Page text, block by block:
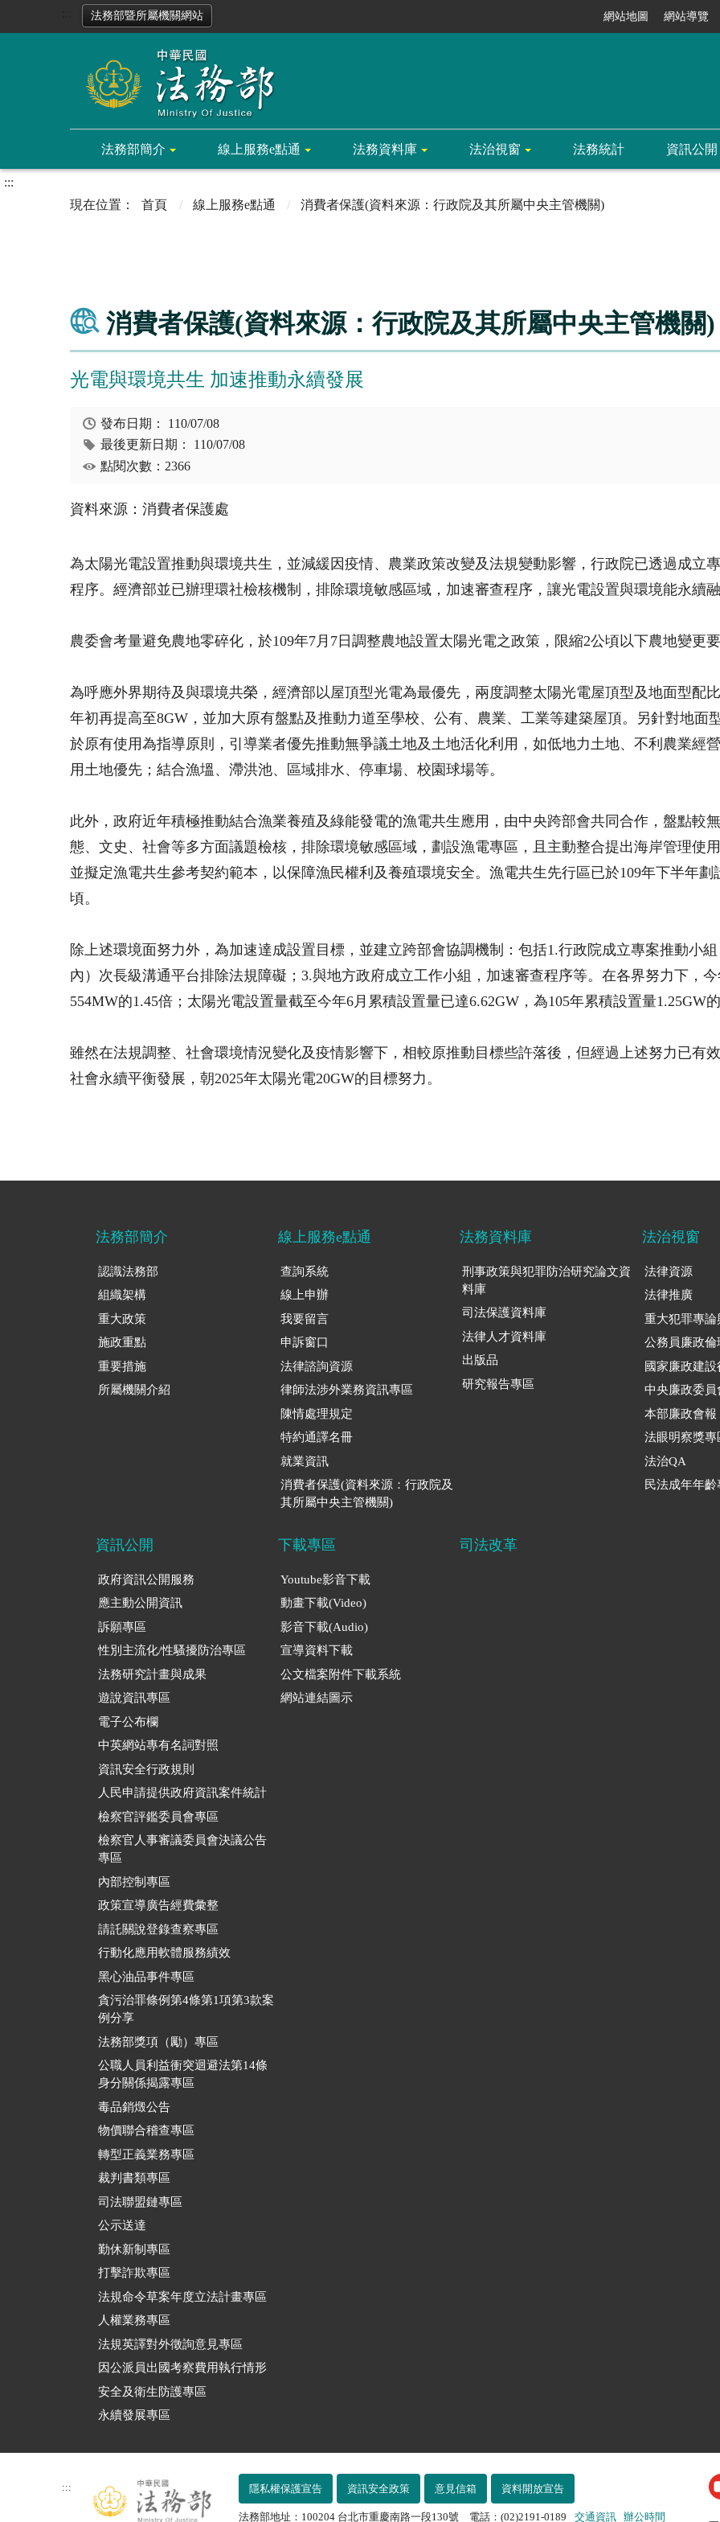
法務部暨所屬機關網站 網站地圖 網站導覽
法務部簡介 線上服務e點通 法務資料庫 法治視窗 法務統計 資訊公開
:::
首頁
線上服務e點通 消費者保護(資料來源：行政院及其所屬中央主管機關)
消費者保護(資料來源：行政院及其所屬中央主管機關)
光電與環境共生 加速推動永續發展
發布日期： 110/07/08
最後更新日期： 110/07/08
點閱次數：2366
資料來源：消費者保護處
為太陽光電設置推動與環境共生，並減緩因疫情、農業政策改變及法規變動影響，行政院已透過成立
程序。經濟部並已辦理環社檢核機制，排除環境敏感區域，加速審查程序，讓光電設置與環境能永續
農委會考量避免農地零碎化，於109年7月7日調整農地設置太陽光電之政策，限縮2公頃以下農地變更
為呼應外界期待及與環境共榮，經濟部以屋頂型光電為最優先，兩度調整太陽光電屋頂型及地面型配
年初再提高至8GW，並加大原有盤點及推動力道至學校、公有、農業、工業等建築屋頂。另針對地面
於原有使用為指導原則，引導業者優先推動無爭議土地及土地活化利用，如低地力土地、不利農業經
用土地優先；結合漁塭、滯洪池、區域排水、停車場、校園球場等。
此外，政府近年積極推動結合漁業養殖及綠能發電的漁電共生應用，由中央跨部會共同合作，盤點較
態、文史、社會等多方面議題檢核，排除環境敏感區域，劃設漁電專區，且主動整合提出海岸管理使
並擬定漁電共生參考契約範本，以保障漁民權利及養殖環境安全。漁電共生先行區已於109年下半年劃
頃。
除上述環境面努力外，為加速達成設置目標，並建立跨部會協調機制：包括1.行政院成立專案推動小
內）次長級溝通平台排除法規障礙；3.與地方政府成立工作小組，加速審查程序等。在各界努力下，
554MW的1.45倍；太陽光電設置量截至今年6月累積設置量已達6.62GW，為105年累積設置量1.25GW
雖然在法規調整、社會環境情況變化及疫情影響下，相較原推動目標些許落後，但經過上述努力已有
社會永續平衡發展，朝2025年太陽光電20GW的目標努力。
法務部簡介
認識法務部
組織架構
重大政策
施政重點
重要措施
所屬機關介紹
線上服務e點通
查詢系統
線上申辦
我要留言
申訴窗口
法律諮詢資源
律師法涉外業務資訊專區
陳情處理規定
特約通譯名冊
就業資訊
消費者保護(資料來源：行政院及
其所屬中央主管機關)
法務資料庫
刑事政策與犯罪防治研究論文資
料庫
司法保護資料庫
法律人才資料庫
出版品
研究報告專區
法治視窗
法律資源
法律推廣
重大犯罪專論
公務員廉政倫
國家廉政建
中央廉政委員
本部廉政會報
法眼明察獎專
法治QA
民法成年年齡
資訊公開
政府資訊公開服務
應主動公開資訊
訴願專區
性別主流化/性騷擾防治專區
法務研究計畫與成果
遊說資訊專區
電子公布欄
中英網站專有名詞對照
資訊安全行政規則
人民申請提供政府資訊案件統計
檢察官評鑑委員會專區
檢察官人事審議委員會決議公告
專區
內部控制專區
政策宣導廣告經費彙整
請託關說登錄查察專區
行動化應用軟體服務績效
黑心油品事件專區
貪污治罪條例第4條第1項第3款案
例分享
法務部獎項（勵）專區
公職人員利益衝突迴避法第14條
身分關係揭露專區
毒品銷燬公告
物價聯合稽查專區
轉型正義業務專區
裁判書類專區
司法聯盟鏈專區
公示送達
勤休新制專區
打擊詐欺專區
法規命令草案年度立法計畫專區
人權業務專區
法規英譯對外徵詢意見專區
因公派員出國考察費用執行情形
安全及衛生防護專區
永續發展專區
下載專區
Youtube影音下載
動畫下載(Video)
影音下載(Audio)
宣導資料下載
公文檔案附件下載系統
網站連結圖示
司法改革
::: 隱私權保護宣告 資訊安全政策 意見信箱 資料開放宣告
法務部地址：100204 台北市重慶南路一段130號 電話：(02)2191-0189 交通資訊 辦公時間